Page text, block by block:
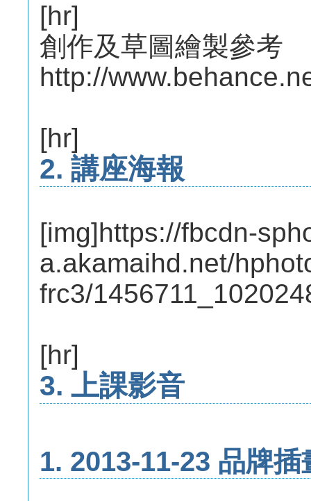
[hr]
創作及草圖繪製參考
http://
[hr]
2. 講座海報
[img]https://fbcdn-
a.akamaihd.net/
frc3/
[hr]
3. 上課影音
1. 2013-11-23 品牌